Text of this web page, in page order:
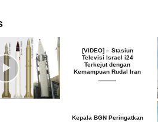
[VIDEO] – Stasiun
Televisi Israel i24
Terkejut dengan
Kemampuan Rudal Iran
Kepala BGN Peringatkan